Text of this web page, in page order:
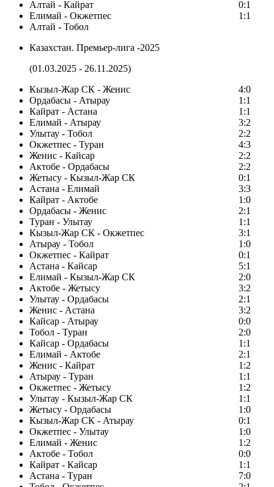
Алтай - Кайрат
0:1
Елимай - Окжетпес
1:1
Алтай - Тобол
Казахстан. Премьер-лига -2025
(01.03.2025 - 26.11.2025)
Кызыл-Жар СК - Женис
4:0
Ордабасы - Атырау
1:1
Кайрат - Астана
1:1
Елимай - Атырау
3:2
Улытау - Тобол
2:2
Окжетпес - Туран
4:3
Женис - Кайсар
2:2
Актобе - Ордабасы
2:2
Жетысу - Кызыл-Жар СК
0:1
Астана - Елимай
3:3
Кайрат - Актобе
1:0
Ордабасы - Женис
2:1
Туран - Улытау
1:1
Кызыл-Жар СК - Окжетпес
3:1
Атырау - Тобол
1:0
Окжетпес - Кайрат
0:1
Астана - Кайсар
5:1
Елимай - Кызыл-Жар СК
2:0
Актобе - Жетысу
3:2
Улытау - Ордабасы
2:1
Женис - Астана
3:2
Кайсар - Атырау
0:0
Тобол - Туран
2:0
Кайсар - Ордабасы
1:1
Елимай - Актобе
2:1
Женис - Кайрат
1:2
Атырау - Туран
1:1
Окжетпес - Жетысу
1:2
Улытау - Кызыл-Жар СК
1:1
Жетысу - Ордабасы
1:0
Кызыл-Жар СК - Атырау
0:1
Окжетпес - Улытау
1:0
Елимай - Женис
1:2
Актобе - Тобол
0:0
Кайрат - Кайсар
1:1
Астана - Туран
7:0